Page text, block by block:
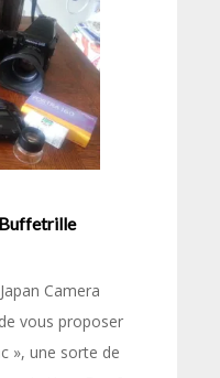
Buffetrille
Camera
vous proposer
», une sorte de